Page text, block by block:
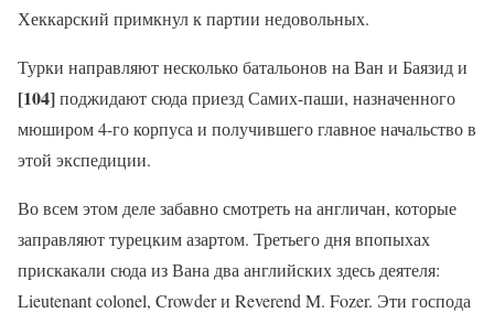
Хеккарский примкнул к партии недовольных.
Турки направляют несколько батальонов на Ван и Баязид и
[104]поджидают сюда приезд Самих-паши, назначенного
мюширом 4-го корпуса и получившего главное начальство в
этой экспедиции.
Во всем этом деле забавно смотреть на англичан, которые
заправляют турецким азартом. Третьего дня впопыхах
прискакали сюда из Вана два английских здесь деятеля:
Lieutenant colonel, Crowder и Reverend M. Fozer. Эти господа